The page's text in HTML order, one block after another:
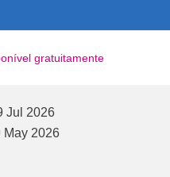
gratuitamente
Jul 2026
May 2026